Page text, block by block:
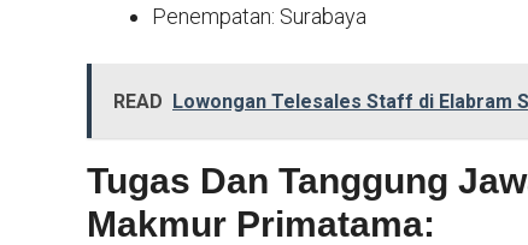
Penempatan: Surabaya
READ Lowongan Telesales Staff di Elabram
Tugas Dan Tanggung
Makmur Primatama: